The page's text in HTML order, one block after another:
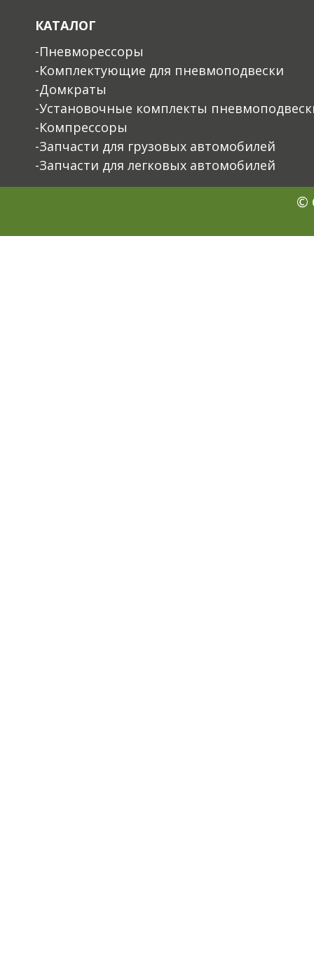
КАТАЛОГ
-Пневморессоры
-Комплектующие для пневмоподвески
-Домкраты
-Установочные комплекты
-Компрессоры
-Запчасти для грузовых автомобилей
-Запчасти для легковых автомобилей
©